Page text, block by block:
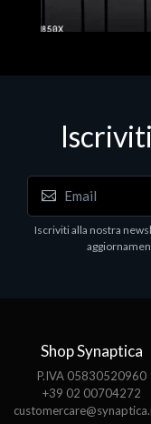
WD_BLACK
2280 - PCIe
nero
Iscriviti alla nostra
Shop Synaptica
P.IVA 05830520960
+39 02 00704272